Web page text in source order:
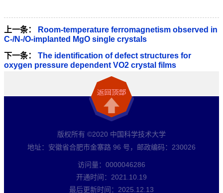
上一条：
Room-temperature ferromagnetism observed in
C-/N-/O-implanted MgO single crystals
下一条：
The identification of defect structures for
oxygen pressure dependent VO2 crystal films
版权所有 ©2020 中国科学技术大学
地址：安徽省合肥市金寨路 96 号，邮政编码：230026
访问量： 0000046286
开通时间： 2021 10 19
最后更新时间： 2025 12 13